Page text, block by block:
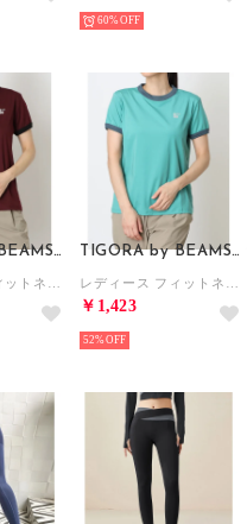
60%
TIGORA by BEAMS DESIGN TIGORA by BEAMS DESIGN
￥1,423
52%